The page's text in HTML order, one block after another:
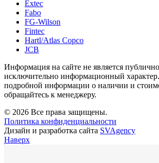
Extec
Fabo
FG-Wilson
Fintec
Hartl/Atlas Copco
JCB
Информация на сайте не является
исключительно информационный
подробной информации о наличии и
обращайтесь к менеджеру.
© 2026 Все права защищены.
Политика конфиденциальности
Дизайн и разработка сайта SVAgency
Наверх